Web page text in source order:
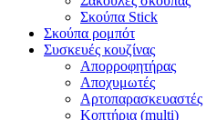
Σκούπα Stick
Σκούπα ρομπότ
Συσκευές κουζίνας
Απορροφητήρας
Αποχυμωτές
Αρτοπαρασκευαστές
Κοπτήρια (multi)